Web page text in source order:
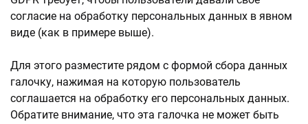
согласие на обработку персональных данных в явном
виде (как в примере выше).
Для этого разместите рядом с формой сбора данных
галочку, нажимая на которую пользователь
соглашается на обработку его персональных данных.
Обратите внимание, что эта галочка не может быть